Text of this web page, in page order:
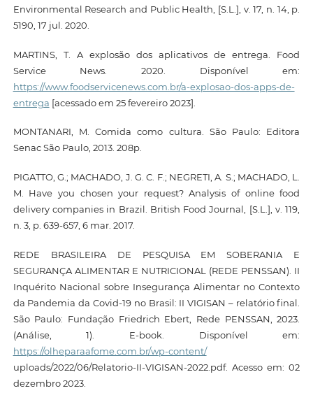
Environmental Research and Public Health, [S.L.], v. 17, n. 14, p.
5190, 17 jul. 2020.
MARTINS, T. A explosão dos aplicativos de entrega. Food
Service News. 2020. Disponível em:
https://www.foodservicenews.com.br/a-explosao-dos-apps-de-
entrega [acessado em 25 fevereiro 2023].
MONTANARI, M. Comida como cultura. São Paulo: Editora
Senac São Paulo, 2013. 208p.
PIGATTO, G.; MACHADO, J. G. C. F.; NEGRETI, A. S.; MACHADO, L.
M. Have you chosen your request? Analysis of online food
delivery companies in Brazil. British Food Journal, [S.L.], v. 119,
n. 3, p. 639-657, 6 mar. 2017.
REDE BRASILEIRA DE PESQUISA EM SOBERANIA E
SEGURANÇA ALIMENTAR E NUTRICIONAL (REDE PENSSAN). II
Inquérito Nacional sobre Insegurança Alimentar no Contexto
da Pandemia da Covid-19 no Brasil: II VIGISAN – relatório final.
São Paulo: Fundação Friedrich Ebert, Rede PENSSAN, 2023.
(Análise, 1). E-book. Disponível em:
https://olheparaafome.com.br/wp-content/
uploads/2022/06/Relatorio-II-VIGISAN-2022.pdf. Acesso em: 02
dezembro 2023.